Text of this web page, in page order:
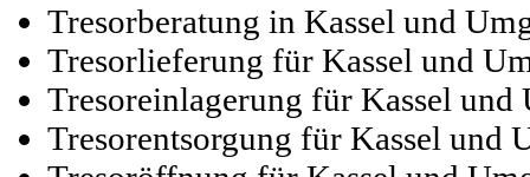
Tresorberatung in Kassel und
Tresorlieferung für Kassel und
Tresoreinlagerung für Kassel und
Tresorentsorgung für Kassel und